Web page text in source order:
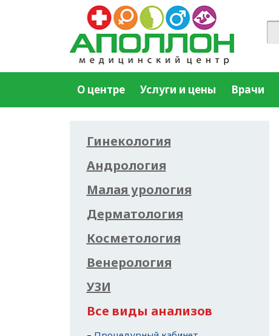
О центре Услуги и цены Врачи
Гинекология
Андрология
Малая урология
Дерматология
Косметология
Венерология
УЗИ
Все виды анализов